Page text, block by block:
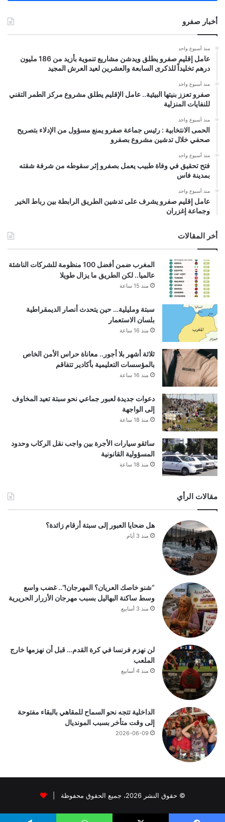
أخبار صفرو
منذ أسبوع واحد
عامل إقليم صفرو يطلق ويدشن مشاريع تنموية بأزيد من 186 مليون
درهم تخليداً للذكرى السابعة والعشرين لعيد العرش المجيد
منذ أسبوع واحد
صفرو تعزز بنيتها البيئية.. عامل الإقليم يطلق مشروع مركز الطمر التقني
للنفايات المنزلية
منذ أسبوع واحد
الحمى الانتخابية : رئيس جماعة صفرو يمنع مسؤول من الإدلاء بتصريح
صحفي خلال تدشين مشروع بصفرو
منذ أسبوع واحد
فتح تحقيق في وفاة طبيب يعمل بصفرو إثر سقوطه من شرفة شقته
بمدينة فاس
منذ أسبوع واحد
عامل إقليم صفرو يشرف على تدشين الطريق الرابطة بين رباط الخير
وجماعة إغزران
أخر المقالات
المغرب ضمن أفضل 100 منظومة للشركات الناشئة
عالميا.. لكن الطريق ما يزال طويلا
منذ 15 ساعة
سبتة ومليلية… حين يتحدث أنصار الديمقراطية
بلسان الاستعمار
منذ 16 ساعة
ثلاثة أشهر بلا أجور.. معاناة حراس الأمن الخاص
بالمؤسسات التعليمية بأكادير تتفاقم
منذ 16 ساعة
دعوات جديدة لعبور جماعي نحو سبتة تعيد المخاوف
إلى الواجهة
منذ 18 ساعة
سائقو سيارات الأجرة بين واجب نقل الركاب وحدود
المسؤولية القانونية
منذ 18 ساعة
مقالات الرأي
هل ضحايا العبور إلى سبتة أرقام زائدة؟
منذ 3 أيام
“شنو خاصك العريان؟ المهرجان!”.. غضب واسع
وسط ساكنة البهاليل بسبب مهرجان الأزرار الحريرية
منذ 3 أسابيع
لن نهزم فرنسا في كرة القدم… قبل أن نهزمها خارج
الملعب
منذ 4 أسابيع
الداخلية تتجه نحو السماح للمقاهي بالبقاء مفتوحة
إلى وقت متأخر بسبب المونديال
2026-06-09
© حقوق النشر 2026، جميع الحقوق محفوظة |